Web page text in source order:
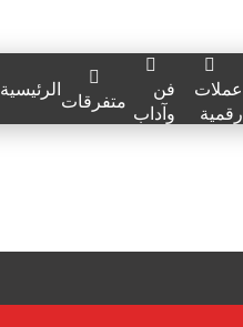
عملات
رقمية
فن
وآداب متفرقاتالرئيسية